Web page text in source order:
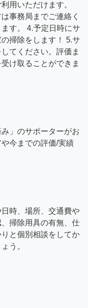
用いただけます。
事務局までご連絡く
す。 4.予定日時にサ
掃除をします！ 5.サ
てください。評価ま
け取ることができま
」のサポーターがお
今までの評価/実績
時、場所、交通費や
掃除用具の有無、仕
と個別相談をしてか
う。